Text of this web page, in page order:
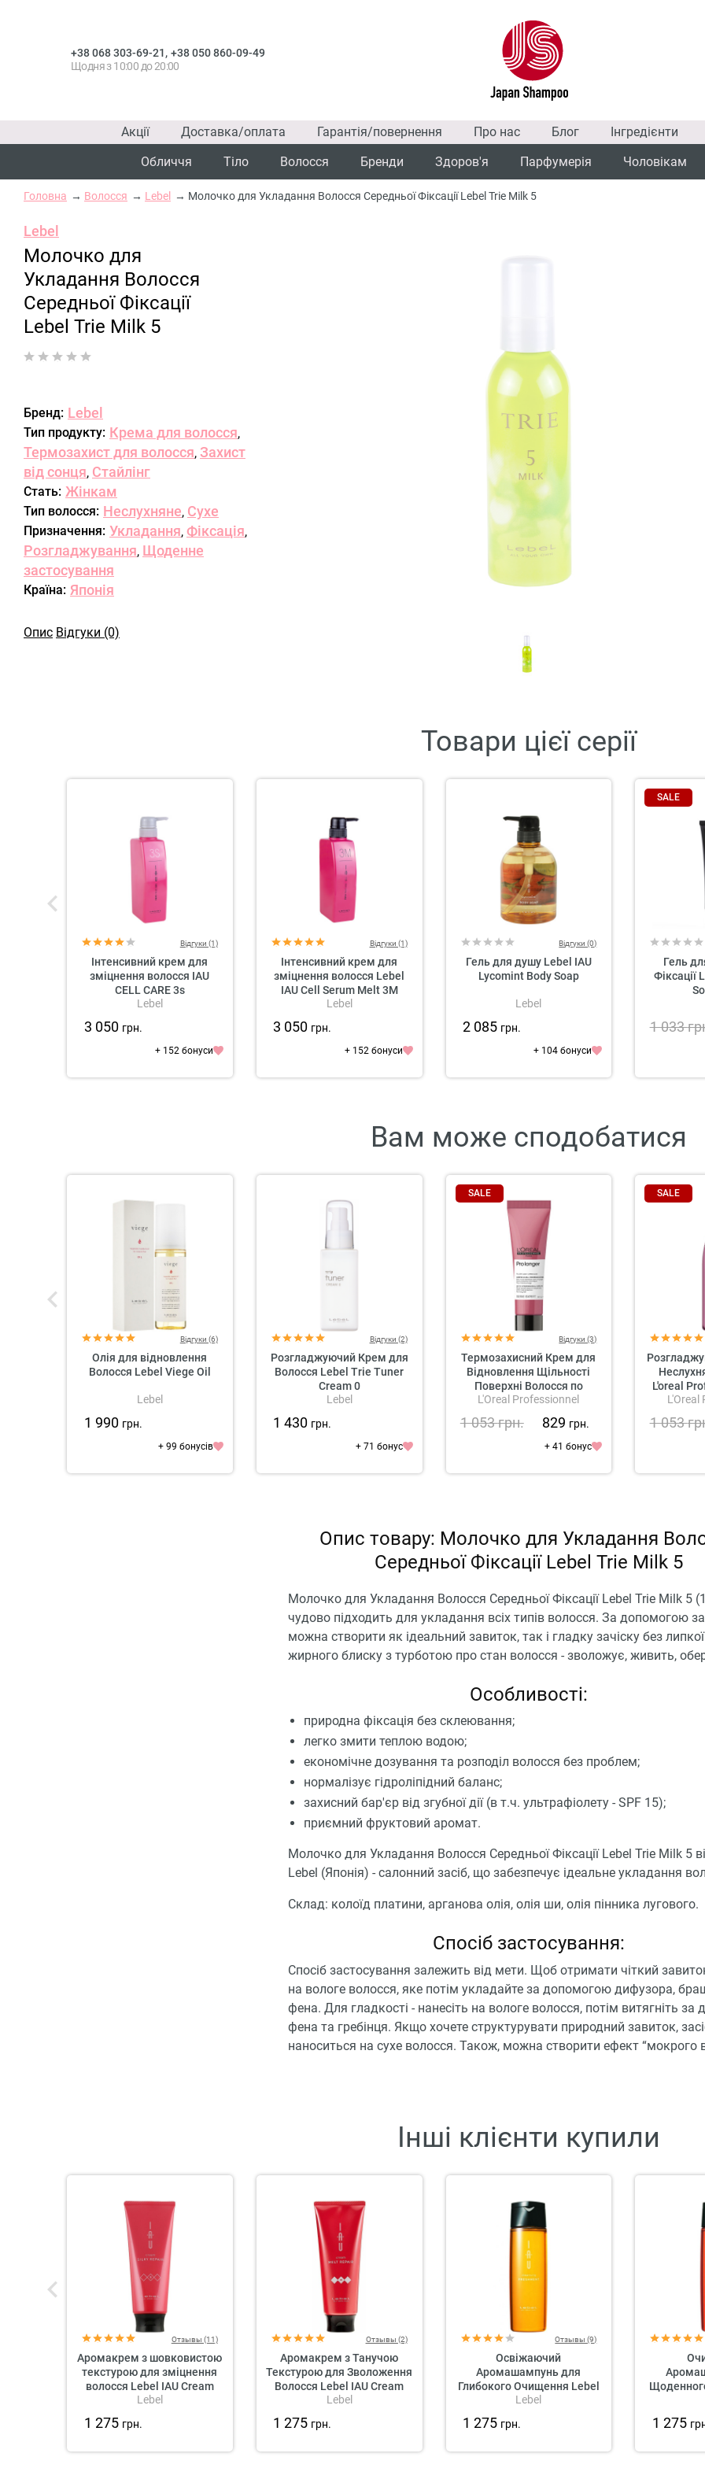
+38 068 303-69-21, +38 050 860-09-49
Щодня з 10:00 до 20:00
Акції Доставка/оплата Гарантія/повернення Про нас Блог Інгредієнти
Обличчя
Тіло Волосся Бренди Здоров'я Парфумерія Чоловікам
Головна Волосся Lebel Молочко для Укладання Волосся Середньої Фіксації Lebel Trie Milk 5
Lebel
Молочко для
Укладання Волосся
Середньої Фіксації
Lebel Trie Milk 5
Бренд: Lebel
Тип продукту: Крема для волосся,
Термозахист для волосся, Захист
від сонця, Стайлінг
Стать: Жінкам
Тип волосся: Неслухняне, Сухе
Призначення: Укладання, Фіксація,
Розгладжування, Щоденне
застосування
Країна: Японія
Опис Відгуки (0)
Товари цієї серії
Відгуки (1)
Інтенсивний крем для
зміцнення волосся IAU
CELL CARE 3s
Lebel
3 050 грн.
+ 152 бонуси
Відгуки (1)
Інтенсивний крем для
зміцнення волосся Lebel
IAU Cell Serum Melt 3M
Lebel
3 050 грн.
+ 152 бонуси
Відгуки (0)
Гель для душу Lebel IAU
Lycomint Body Soap
Lebel
2 085 грн.
+ 104 бонуси
SALE
Гель
Фіксації
1 033
Вам може сподобатися
Відгуки (6)
Олія для відновлення
Волосся Lebel Viege Oil
Lebel
1 990 грн.
+ 99 бонусів
Відгуки (2)
Розгладжуючий Крем для
Волосся Lebel Trie Tuner
Cream 0
Lebel
1 430 грн.
+ 71 бонус
SALE
Відгуки (3)
Термозахисний Крем для
Відновлення Щільності
Поверхні Волосся по
Довжині L'oreal
Renewing Cream
L'Oreal Professionnel
1 053грн. 829 грн.
+ 41 бонус
SALE
L'oreal
Expert
L'Oreal
1 053
Опис товару: Молочко для Укладання
Середньої Фіксації Lebel Trie Milk 5
Молочко для Укладання Волосся Середньої Фіксації Lebel Trie Milk 5
чудово підходить для укладання всіх типів волосся. За допомогою
можна створити як ідеальний завиток, так і гладку зачіску без
жирного блиску з турботою про стан волосся - зволожує, живить,
Особливості:
природна фіксація без склеювання;
легко змити теплою водою;
економічне дозування та розподіл волосся без проблем;
нормалізує гідроліпідний баланс;
захисний бар'єр від згубної дії (в т.ч. ультрафіолету - SPF 15);
приємний фруктовий аромат.
Молочко для Укладання Волосся Середньої Фіксації Lebel Trie Milk 5
Lebel (Японія) - салонний засіб, що забезпечує ідеальне укладання
Склад: колоїд платини, арганова олія, олія ши, олія пінника лугового.
Спосіб застосування:
Спосіб застосування залежить від мети. Щоб отримати чіткий
на вологе волосся, яке потім укладайте за допомогою дифузора,
фена. Для гладкості - нанесіть на вологе волосся, потім витягніть
фена та гребінця. Якщо хочете структурувати природний завиток,
наноситься на сухе волосся. Також, можна створити ефект “мокрого
Інші клієнти купили
Отзывы (11)
Аромакрем з шовковистою
текстурою для зміцнення
волосся Lebel IAU Cream
Silky Repair
Lebel
1 275 грн.
Отзывы (2)
Аромакрем з Танучою
Текстурою для Зволоження
Волосся Lebel IAU Cream
Melt Repair
Lebel
1 275 грн.
Отзывы (9)
Освіжаючий
Аромашампунь для
Глибокого Очищення Lebel
IAU Cleansing Freshment
Lebel
1 275 грн.
IAU
1 275